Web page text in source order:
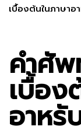
เบื้องต้นในภาษาอ
คำศั
เบื้อง
อาหรั